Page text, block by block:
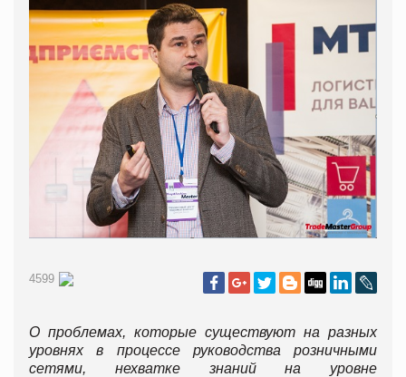
4599
О проблемах, которые существуют на разных
уровнях в процессе руководства розничными
сетями, нехватке знаний на уровне